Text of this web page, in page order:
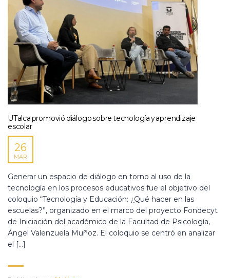
UTalca promovió diálogo sobre tecnología y aprendizaje
escolar
26
MAR
Generar un espacio de diálogo en torno al uso de la
tecnología en los procesos educativos fue el objetivo del
coloquio “Tecnología y Educación: ¿Qué hacer en las
escuelas?”, organizado en el marco del proyecto Fondecyt
de Iniciación del académico de la Facultad de Psicología,
Ángel Valenzuela Muñoz. El coloquio se centró en analizar
el […]